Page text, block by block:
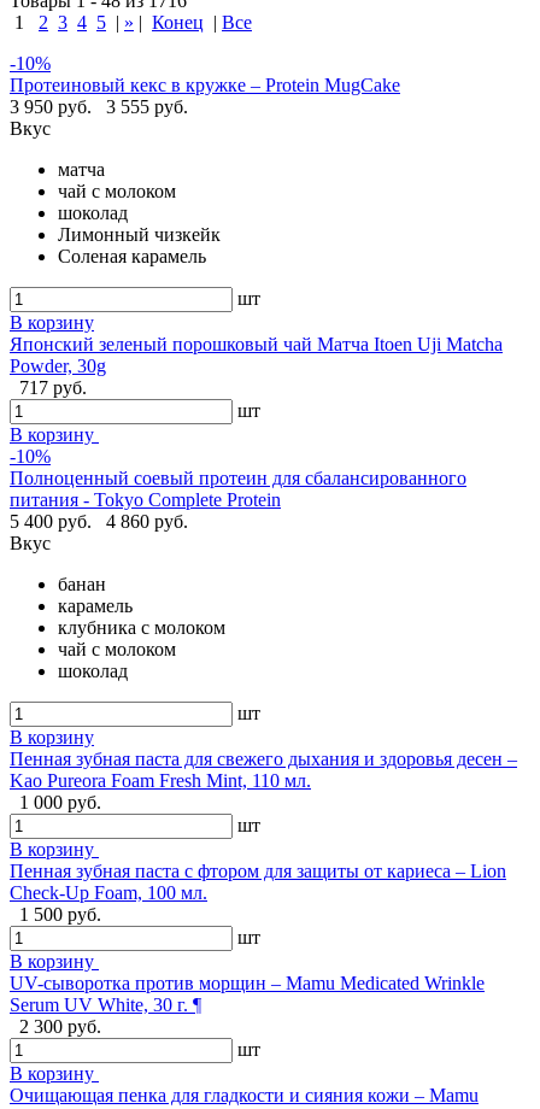
1
2 3 4 5 | » | Конец | Все
-10%
Протеиновый кекс в кружке – Protein MugCake
3 950 руб.
3 555 руб.
Вкус
матча
чай с молоком
шоколад
Лимонный чизкейк
Соленая карамель
шт
В корзину
Японский зеленый порошковый чай Матча Itoen Uji Matcha
Powder, 30g
717 руб.
шт
В корзину
-10%
Полноценный соевый протеин для сбалансированного
питания - Tokyo Complete Protein
5 400 руб.
4 860 руб.
Вкус
банан
карамель
клубника с молоком
чай с молоком
шоколад
шт
В корзину
Пенная зубная паста для свежего дыхания и здоровья десен –
Kao Pureora Foam Fresh Mint, 110 мл.
1 000 руб.
шт
В корзину
Пенная зубная паста с фтором для защиты от кариеса – Lion
Check-Up Foam, 100 мл.
1 500 руб.
шт
В корзину
UV-сыворотка против морщин – Mamu Medicated Wrinkle
Serum UV White, 30 г. ¶
2 300 руб.
шт
В корзину
Очищающая пенка для гладкости и сияния кожи – Mamu